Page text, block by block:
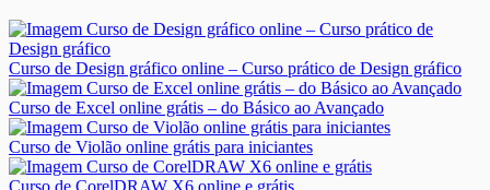
Curso de Design gráfico online – Curso prático de Design gráfico
Curso de Excel online grátis – do Básico ao Avançado
Curso de Violão online grátis para iniciantes
Curso de CorelDRAW X6 online e grátis